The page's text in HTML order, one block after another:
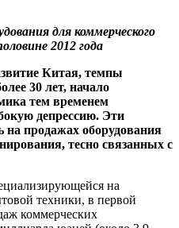
для коммерческого
2012 года
Китая, темпы
30 лет, начало
тем временем
депрессию. Эти
на продажах оборудования
тесно связанных с
на
техники, в первой
коммерческих